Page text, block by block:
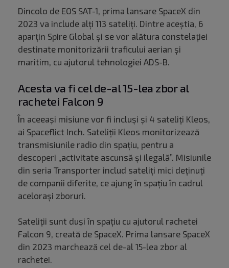
Dincolo de EOS SAT-1, prima lansare SpaceX din
2023 va include alți 113 sateliți. Dintre aceștia, 6
aparțin Spire Global și se vor alătura constelației
destinate monitorizării traficului aerian și
maritim, cu ajutorul tehnologiei ADS-B.
Acesta va fi cel de-al 15-lea zbor al
rachetei Falcon 9
În aceeași misiune vor fi incluși și 4 sateliți Kleos,
ai Spaceflict Inch. Sateliții Kleos monitorizează
transmisiunile radio din spațiu, pentru a
descoperi „activitate ascunsă și ilegală”. Misiunile
din seria Transporter includ sateliți mici deținuți
de companii diferite, ce ajung în spațiu în cadrul
acelorași zboruri.
Sateliții sunt duși în spațiu cu ajutorul rachetei
Falcon 9, creată de SpaceX. Prima lansare SpaceX
din 2023 marchează cel de-al 15-lea zbor al
rachetei.